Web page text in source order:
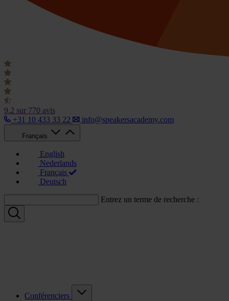
9.2 sur 770 avis
+31 10 433 33 22
info@speakersacademy.com
Français
English
Nederlands
Français
Deutsch
Entrez un terme de recherche :
Conférenciers